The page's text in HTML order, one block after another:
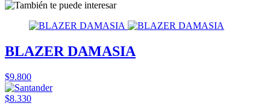
BLAZER DAMASIA
$9.800
$8.330